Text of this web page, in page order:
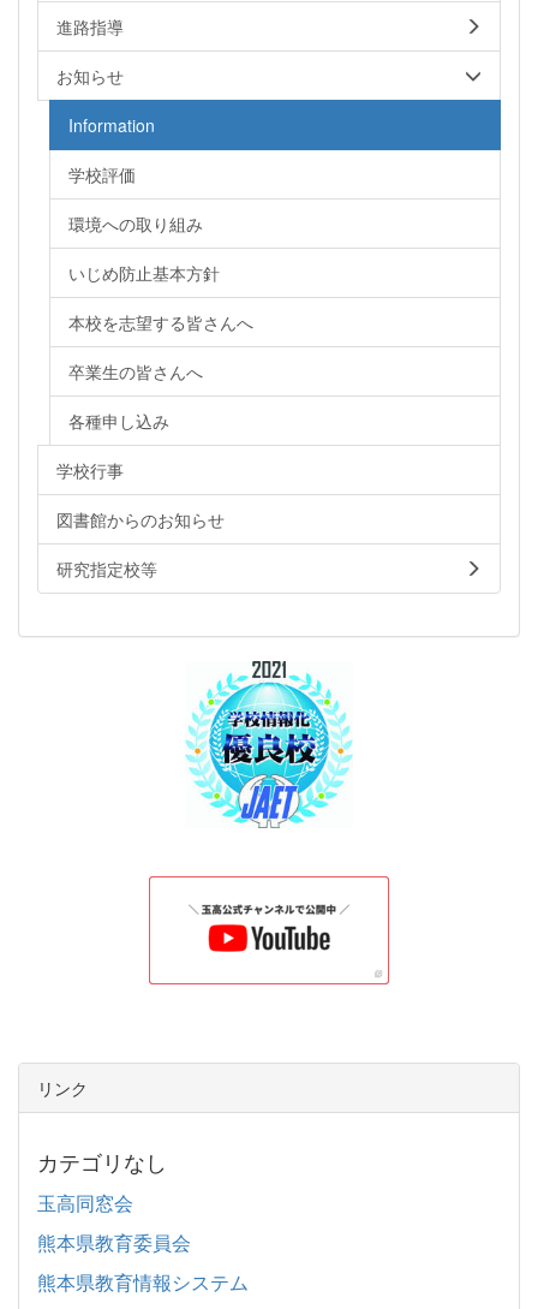
進路指導
お知らせ
Information
学校評価
環境への取り組み
いじめ防止基本方針
本校を志望する皆さんへ
卒業生の皆さんへ
各種申し込み
学校行事
図書館からのお知らせ
研究指定校等
リンク
カテゴリなし
玉高同窓会
熊本県教育委員会
熊本県教育情報システム